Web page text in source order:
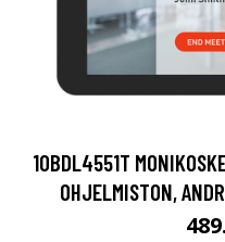
10BDL4551T
OHJELMISTON,